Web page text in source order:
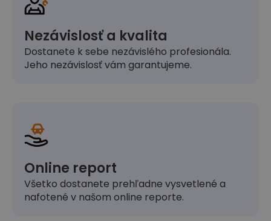
Nezávislosť a kvalita
Dostanete k sebe nezávislého profesionála.
Jeho nezávislosť vám garantujeme.
Online report
Všetko dostanete prehľadne vysvetlené a
nafotené v našom online reporte.